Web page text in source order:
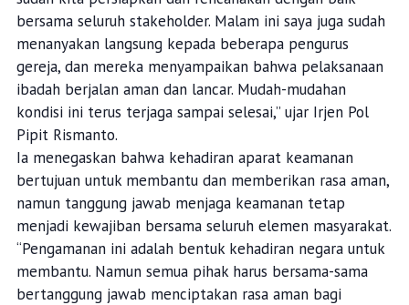
bersama seluruh stakeholder. Malam ini saya juga sudah
menanyakan langsung kepada beberapa pengurus
gereja, dan mereka menyampaikan bahwa pelaksanaan
ibadah berjalan aman dan lancar. Mudah-mudahan
kondisi ini terus terjaga sampai selesai,” ujar Irjen Pol
Pipit Rismanto.
Ia menegaskan bahwa kehadiran aparat keamanan
bertujuan untuk membantu dan memberikan rasa aman,
namun tanggung jawab menjaga keamanan tetap
menjadi kewajiban bersama seluruh elemen masyarakat.
“Pengamanan ini adalah bentuk kehadiran negara untuk
membantu. Namun semua pihak harus bersama-sama
bertanggung jawab menciptakan rasa aman bagi